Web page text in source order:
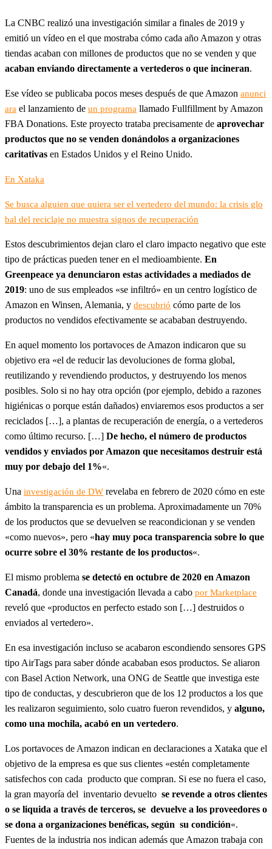
La CNBC realizó una investigación similar a finales de 2019 y
emitió un vídeo en el que mostraba cómo cada año Amazon y otras
tiendas acaban con millones de productos que no se venden y que
acaban enviando directamente a vertederos o que incineran.
Ese vídeo se publicaba pocos meses después de que Amazon anunci
ara el lanzamiento de un programa llamado Fullfillment by Amazon
FBA Donations. Este proyecto trataba precisamente de aprovechar
productos que no se venden donándolos a organizaciones
caritativas en Estados Unidos y el Reino Unido.
En Xataka
Se busca alguien que quiera ser el vertedero del mundo: la crisis glo
bal del reciclaje no muestra signos de recuperación
Estos descubrimientos dejan claro el claro impacto negativo que este
tipo de prácticas pueden tener en el medioambiente. En
Greenpeace ya denunciaron estas actividades a mediados de
2019: uno de sus empleados «se infiltró» en un centro logístico de
Amazon en Winsen, Alemania, y descubrió cómo parte de los
productos no vendidos efectivamente se acababan destruyendo.
En aquel momento los portavoces de Amazon indicaron que su
objetivo era «el de reducir las devoluciones de forma global,
reutilizando y revendiendo productos, y destruyendo los menos
posibles. Solo si no hay otra opción (por ejemplo, debido a razones
higiénicas o porque están dañados) enviaremos esos productos a ser
reciclados […], a plantas de recuperación de energía, o a vertederos
como último recurso. […] De hecho, el número de productos
vendidos y enviados por Amazon que necesitamos destruir está
muy por debajo del 1%«.
Una investigación de DW revelaba en febrero de 2020 cómo en este
ámbito la transparencia es un problema. Aproximadamente un 70%
de los productos que se devuelven se reacondicionan y se venden
«como nuevos», pero «hay muy poca transparencia sobre lo que
ocurre sobre el 30% restante de los productos«.
El mismo problema se detectó en octubre de 2020 en Amazon
Canadá, donde una investigación llevada a cabo por Marketplace
reveló que «productos en perfecto estado son […] destruidos o
enviados al vertedero».
En esa investigación incluso se acabaron escondiendo sensores GPS
tipo AirTags para saber dónde acababan esos productos. Se aliaron
con Basel Action Network, una ONG de Seattle que investiga este
tipo de conductas, y descubrieron que de los 12 productos a los que
les realizaron seguimiento, solo cuatro fueron revendidos, y alguno,
como una mochila, acabó en un vertedero.
Los portavoces de Amazon indican en declaraciones a Xataka que el
objetivo de la empresa es que sus clientes «estén completamente
satisfechos con cada producto que compran. Si ese no fuera el caso,
la gran mayoría del inventario devuelto se revende a otros clientes
o se liquida a través de terceros, se devuelve a los proveedores o
se dona a organizaciones benéficas, según su condición«.
Fuentes de la industria nos indican además que Amazon trabaja con